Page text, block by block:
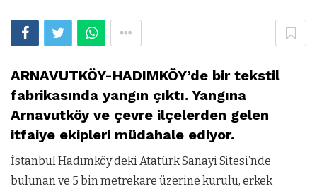
ARNAVUTKÖY-HADIMKÖY’de bir tekstil
fabrikasında yangın çıktı. Yangına
Arnavutköyve çevre ilçelerden gelen
itfaiye ekipleri müdahale ediyor.
İstanbulHadımköy’dekiAtatürk Sanayi Sitesi’nde
bulunan ve 5 bin metrekare üzerine kurulu, erkek